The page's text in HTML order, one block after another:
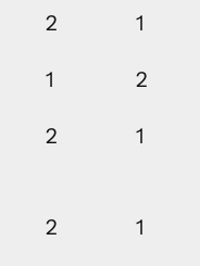
2 1
1 2
2 1
2 1